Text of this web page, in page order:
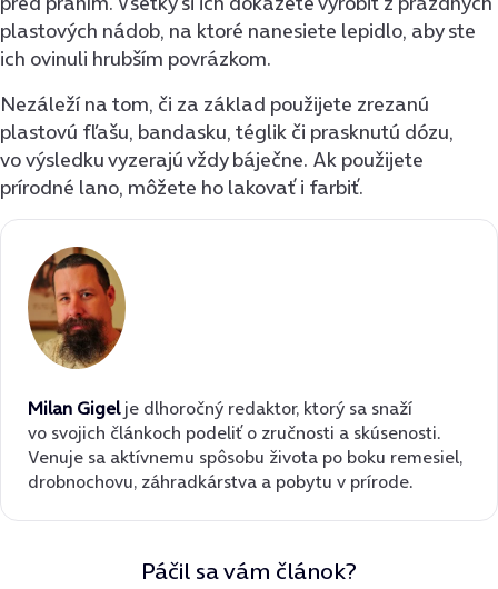
plastových nádob, na ktoré nanesiete lepidlo, aby ste
ich ovinuli hrubším povrázkom.
Nezáleží na tom, či za základ použijete zrezanú
plastovú fľašu, bandasku, téglik či prasknutú dózu,
vo výsledku vyzerajú vždy báječne. Ak použijete
prírodné lano, môžete ho lakovať i farbiť.
Milan Gigelje dlhoročný redaktor, ktorý sa snaží
vo svojich článkoch podeliť o zručnosti a skúsenosti.
Venuje sa aktívnemu spôsobu života po boku remesiel,
drobnochovu, záhradkárstva a pobytu v prírode.
Páčil sa vám článok?